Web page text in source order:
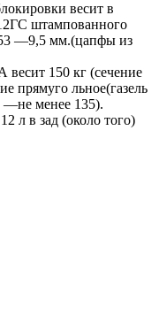
весит в
штампованного
53 —9,5 мм.(цапфы из
весит 150 кг (сечение
прямуго льное(газель
—не менее 135).
л в зад (около того)